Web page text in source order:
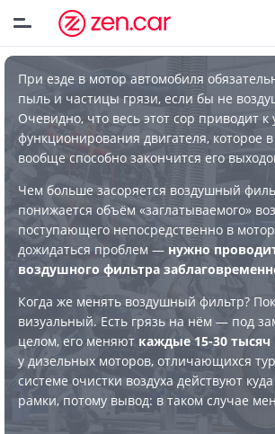
При езде в мотор автомобиля
пыль и частицы грязи, если бы не
Очевидно, что весь этот сор приводит
функционирования двигателя, которое в
вообще способно закончится его
Чем больше засоряется воздушный
понижается объём «заглатываемого»
поступающего непосредственно в
дожидаться проблем — нужно
воздушного фильтра
Когда же менять воздушный фильтр?
визуальный. Есть грязь на нём — под
целом, его меняют каждые 15-30
у дизельных моторов, отличающихся
системе очистки воздуха действуют
рамки, потому вывод: в таком случае